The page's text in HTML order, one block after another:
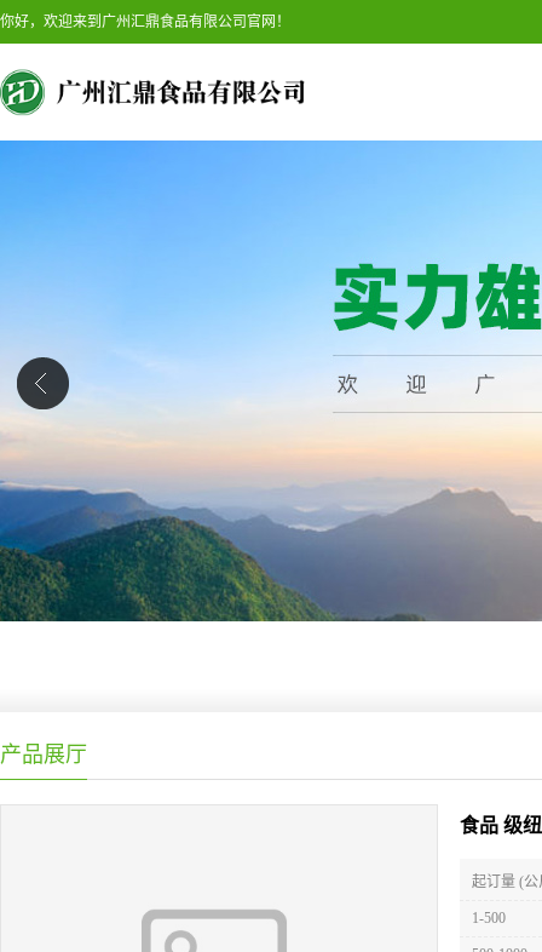
你好，欢迎来到广州汇鼎食品有限公司官网！
产品展厅
食品 级
起订量 (公
1-500